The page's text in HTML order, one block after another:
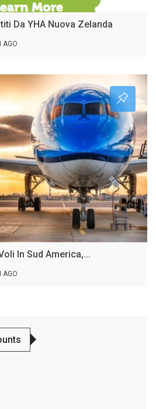
Da YHA Nuova Zelanda
AGO
In Sud America,...
AGO